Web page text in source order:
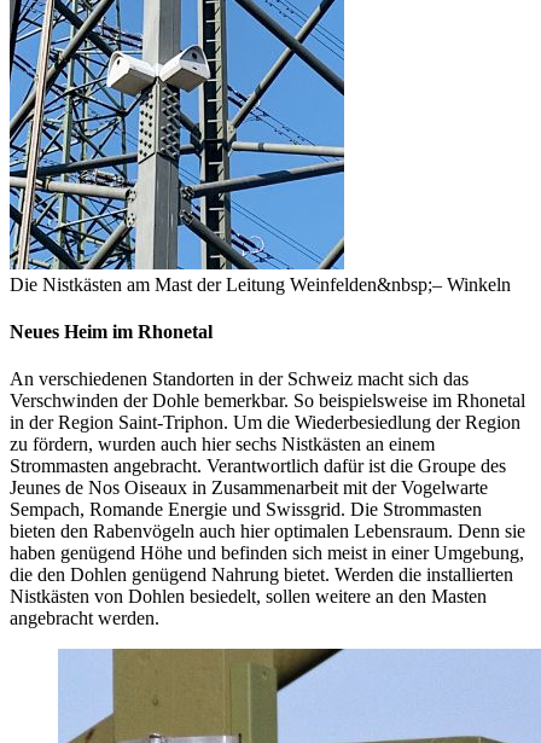
Die Nistkästen am Mast der Leitung Weinfelden&nbsp;– Winkeln
Neues Heim im Rhonetal
An verschiedenen Standorten in der Schweiz macht sich das
Verschwinden der Dohle bemerkbar. So beispielsweise im Rhonetal
in der Region Saint-Triphon. Um die Wiederbesiedlung der Region
zu fördern, wurden auch hier sechs Nistkästen an einem
Strommasten angebracht. Verantwortlich dafür ist die Groupe des
Jeunes de Nos Oiseaux in Zusammenarbeit mit der Vogelwarte
Sempach, Romande Energie und Swissgrid. Die Strommasten
bieten den Rabenvögeln auch hier optimalen Lebensraum. Denn sie
haben genügend Höhe und befinden sich meist in einer Umgebung,
die den Dohlen genügend Nahrung bietet. Werden die installierten
Nistkästen von Dohlen besiedelt, sollen weitere an den Masten
angebracht werden.